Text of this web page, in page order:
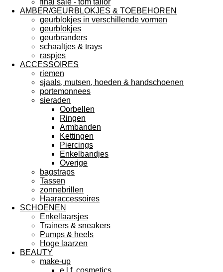
final sale - tom tailor
AMBER/GEURBLOKJES & TOEBEHOREN
geurblokjes in verschillende vormen
geurblokjes
geurbranders
schaaltjes & trays
raspjes
ACCESSOIRES
riemen
sjaals, mutsen, hoeden & handschoenen
portemonnees
sieraden
Oorbellen
Ringen
Armbanden
Kettingen
Piercings
Enkelbandjes
Overige
bagstraps
Tassen
zonnebrillen
Haaraccessoires
SCHOENEN
Enkellaarsjes
Trainers & sneakers
Pumps & heels
Hoge laarzen
BEAUTY
make-up
e.l.f. cosmetics